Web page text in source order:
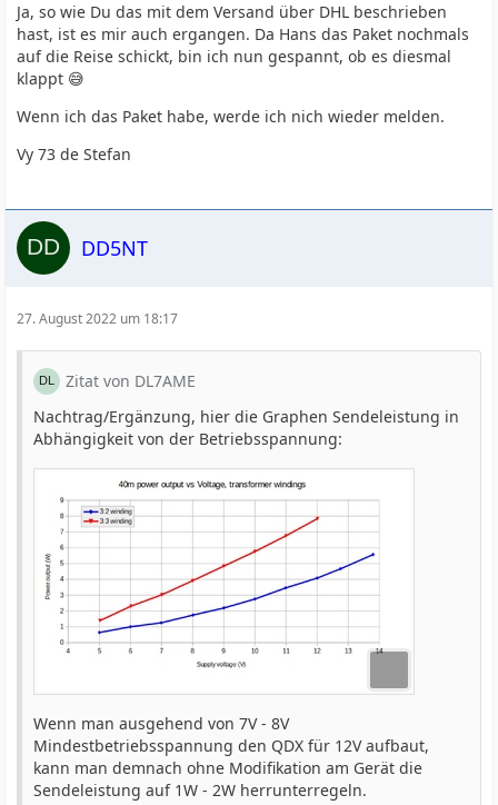
Ja, so wie Du das mit dem Versand über DHL beschrieben
hast, ist es mir auch ergangen. Da Hans das Paket nochmals
auf die Reise schickt, bin ich nun gespannt, ob es diesmal
klappt 😅
Wenn ich das Paket habe, werde ich nich wieder melden.
Vy 73 de Stefan
DD5NT
27. August 2022 um 18:17
Zitat von DL7AME
Nachtrag/Ergänzung, hier die Graphen Sendeleistung in
Abhängigkeit von der Betriebsspannung:
Wenn man ausgehend von 7V - 8V
Mindestbetriebsspannung den QDX für 12V aufbaut,
kann man demnach ohne Modifikation am Gerät die
Sendeleistung auf 1W - 2W herrunterregeln.